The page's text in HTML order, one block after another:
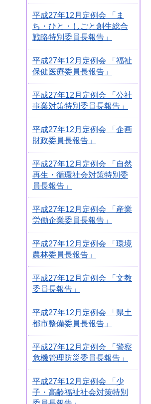
平成27年12月定例会 「ま
ち・ひと・しごと創生総合
戦略特別委員長報告」
平成27年12月定例会 「福祉
保健医療委員長報告」
平成27年12月定例会 「公社
事業対策特別委員長報告」
平成27年12月定例会 「企画
財政委員長報告」
平成27年12月定例会 「自然
再生・循環社会対策特別委
員長報告」
平成27年12月定例会 「産業
労働企業委員長報告」
平成27年12月定例会 「環境
農林委員長報告」
平成27年12月定例会 「文教
委員長報告」
平成27年12月定例会 「県土
都市整備委員長報告」
平成27年12月定例会 「警察
危機管理防災委員長報告」
平成27年12月定例会 「少
子・高齢福祉社会対策特別